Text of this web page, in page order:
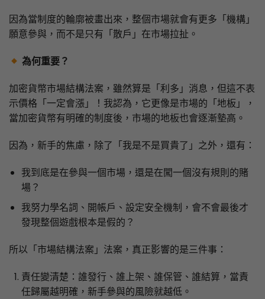
因為當制度的輪廓被畫出來，整個市場就會有更多「機構」
願意參與，而不是只有「散戶」在市場拉扯。
為何重要？
加密貨幣市場結構法案，雖然算是「利多」消息，但這不表
示價格「一定會漲」！我認為，它更像是市場的「地板」，
當加密貨幣有明確的制度後，市場的地板也會逐漸墊高。
因為，新手的焦慮，除了「我是不是買貴了」之外，還有：
我到底是在參與一個市場，還是在闖一個沒有規則的賭
場？
我努力學名詞、開帳戶、設定安全機制，會不會最後才
發現整個遊戲根本是假的？
所以「市場結構法案」法案，真正影響的是三件事：
責任變清楚：誰發行、誰上架、誰保管、誰結算，當責
任歸屬越明確，新手參與的風險就越低。